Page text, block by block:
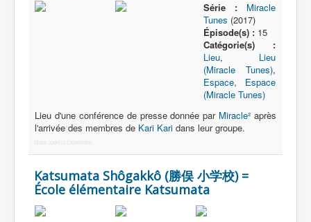
Série :
Miracle
Tunes (2017)
Épisode(s) :15
Catégorie(s) :
Lieu, Lieu
(Miracle Tunes),
Espace, Espace
(Miracle Tunes)
Lieu d'une conférence de presse donnée par Miracle² après
l'arrivée des membres de Kari Kari dans leur groupe.
More Joomla Extensions
Katsumata Shôgakkô (勝俣 小学校) =
École élémentaire Katsumata